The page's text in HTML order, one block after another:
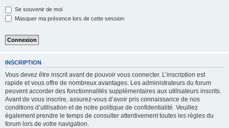
Se souvenir de moi
Masquer ma présence lors de cette session
INSCRIPTION
Vous devez être inscrit avant de pouvoir vous connecter. L’inscription est
rapide et vous offre de nombreux avantages. Les administrateurs du forum
peuvent accorder des fonctionnalités supplémentaires aux utilisateurs inscrits.
Avant de vous inscrire, assurez-vous d’avoir pris connaissance de nos
conditions d’utilisation et de notre politique de confidentialité. Veuillez
également prendre le temps de consulter attentivement toutes les règles du
forum lors de votre navigation.